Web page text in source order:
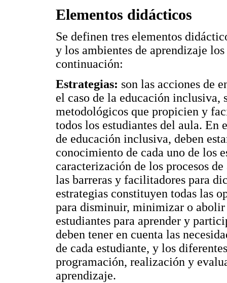
Elementos didácticos
Se definen tres elementos
y los ambientes de aprendizaje
continuación:
Estrategias: son las acciones de
el caso de la educación inclusiva,
metodológicos que propicien y
todos los estudiantes del aula. En
de educación inclusiva, deben
conocimiento de cada uno de los
caracterización de los procesos
las barreras y facilitadores para
estrategias constituyen todas las
para disminuir, minimizar o abolir
estudiantes para aprender y
deben tener en cuenta las
de cada estudiante, y los
programación, realización y
aprendizaje.